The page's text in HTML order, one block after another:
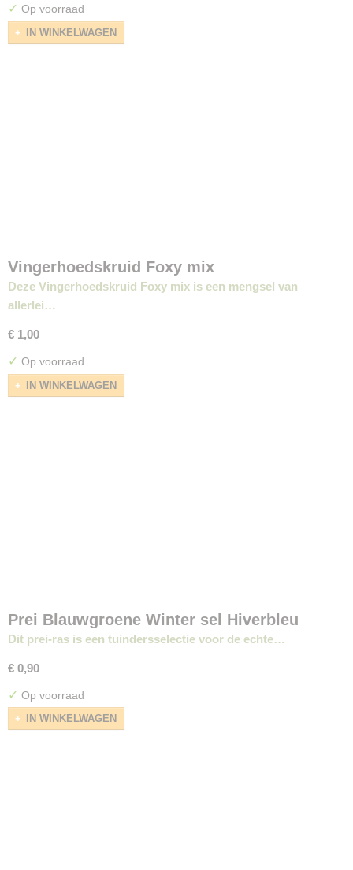
✓ Op voorraad
IN WINKELWAGEN
Vingerhoedskruid Foxy mix
Deze Vingerhoedskruid Foxy mix is een mengsel van
allerlei…
€ 1,00
✓ Op voorraad
IN WINKELWAGEN
Prei Blauwgroene Winter sel Hiverbleu
Dit prei-ras is een tuindersselectie voor de echte…
€ 0,90
✓ Op voorraad
IN WINKELWAGEN